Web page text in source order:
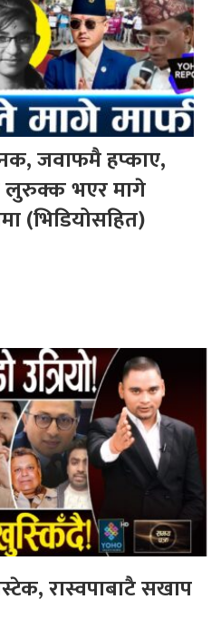
जवाफमै हप्काए,
लुरुक्क भएर मागे
(भिडियोसहित)
रास्वपाबाटै सखाप